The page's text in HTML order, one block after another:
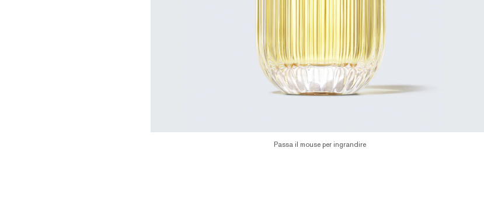
Passa il mouse per ingrandire